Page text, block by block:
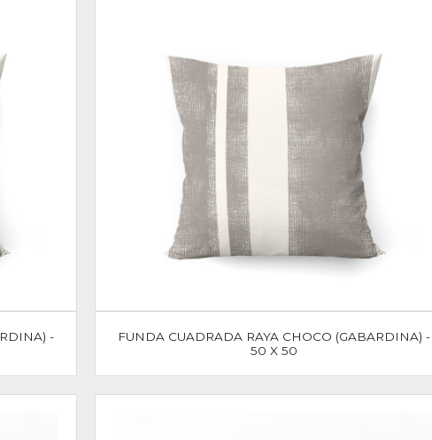
-
FUNDA CUADRADA RAYA CHOCO (GABARDINA) -
50 X 50